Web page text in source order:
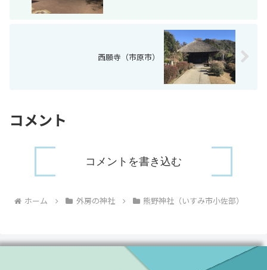
西願寺（市原市）
コメント
コメントを書き込む
ホーム 外房の神社 熊野神社（いすみ市小佐部）